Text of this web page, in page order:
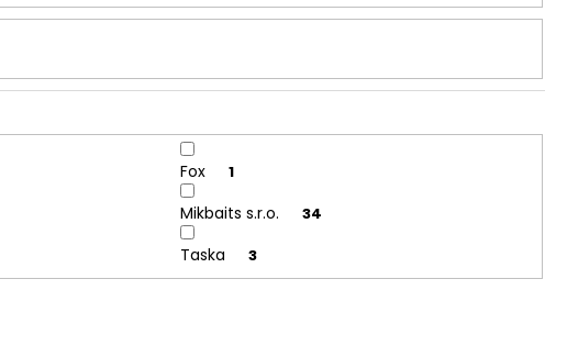
Fox 1
Mikbaits s.r.o. 34
Taska 3